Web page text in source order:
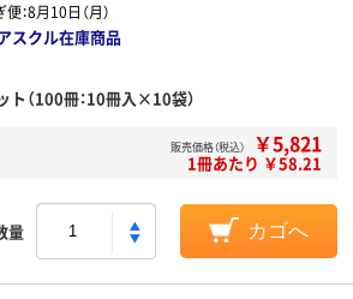
：8月10日（月）
スクル在庫商品
ト（100冊：10冊入×10袋）
販売価格（税込） ￥5,821
1冊あたり ￥58.21
量 カゴへ